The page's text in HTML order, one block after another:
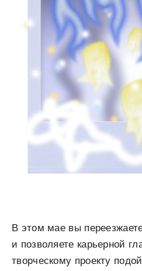
В этом мае вы
и позволяете карьерной
творческому проекту